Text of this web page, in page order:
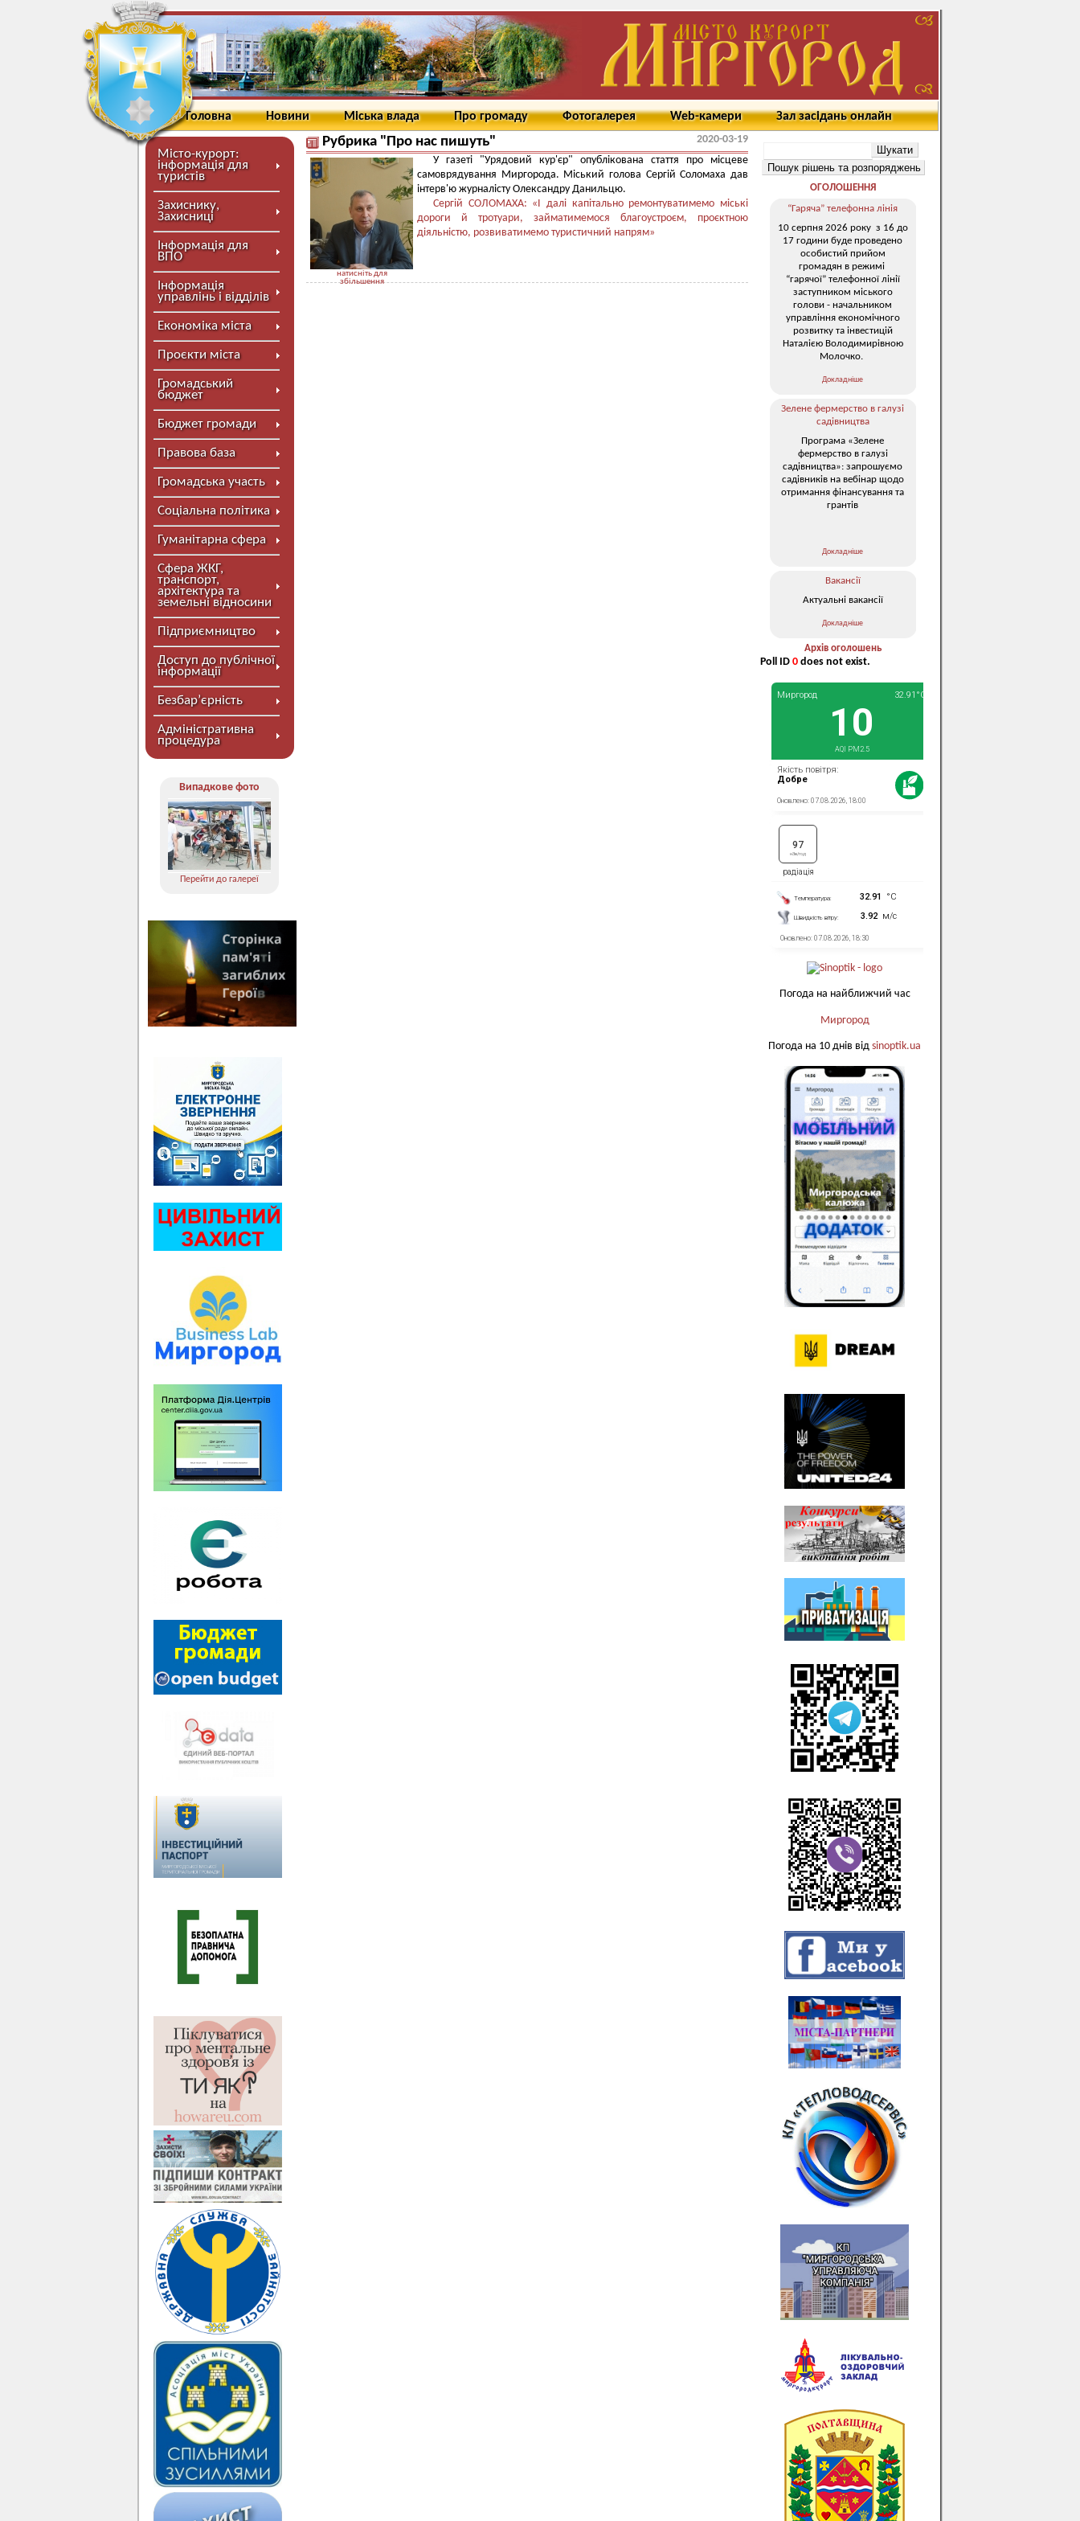
Головна Новини Міська влада Про громаду Фотогалерея Web-камери Зал засідань онлайн
Місто-курорт:
інформація для
туристів
Захиснику,
Захисниці
Інформація для
ВПО
Інформація
управлінь і відділів
Економіка міста
Проєкти міста
Громадський
бюджет
Бюджет громади
Правова база
Громадська участь
Соціальна політика
Гуманітарна сфера
Сфера ЖКГ,
транспорт,
архітектура та
земельні відносини
Підприємництво
Доступ до публічної
інформації
Безбар’єрність
Адміністративна
процедура
Випадкове фото
Перейти до галереї
Рубрика "Про нас пишуть" 2020-03-19
натисніть для
збільшення
У газеті "Урядовий кур'єр" опублікована стаття про місцеве
самоврядування Миргорода. Міський голова Сергій Соломаха дав
інтерв'ю журналісту Олександру Данильцю.
Сергій СОЛОМАХА: «І далі капітально ремонтуватимемо міські
дороги й тротуари, займатимемося благоустроєм, проєктною
діяльністю, розвиватимемо туристичний напрям»
ОГОЛОШЕННЯ
“Гаряча” телефонна лінія
10 серпня 2026 року з 16 до
17 години буде проведено
особистий прийом
громадян в режимі
“гарячої” телефонної лінії
заступником міського
голови - начальником
управління економічного
розвитку та інвестицій
Наталією Володимирівною
Молочко.
Докладніше
Зелене фермерство в галузі
садівництва
Програма «Зелене
фермерство в галузі
садівництва»: запрошуємо
садівників на вебінар щодо
отримання фінансування та
грантів
Докладніше
Вакансії
Актуальні вакансії
Докладніше
Архів оголошень
Poll ID 0 does not exist.
Погода на найближчий час
Миргород
Погода на 10 днів від sinoptik.ua